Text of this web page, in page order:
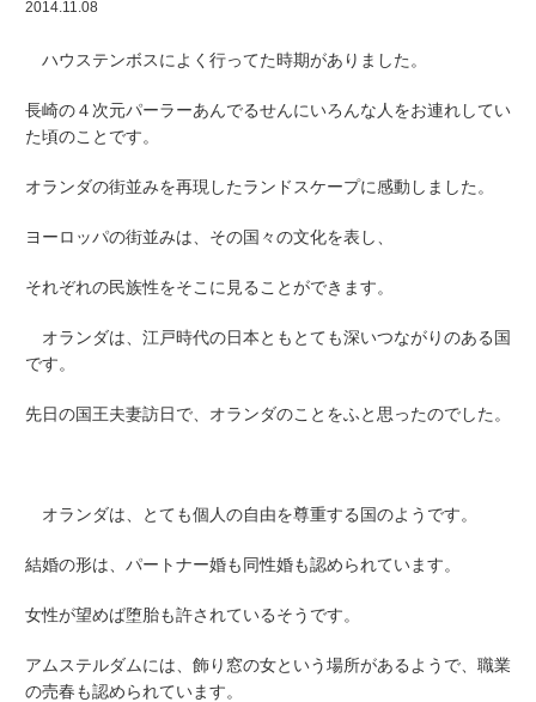
2014.11.08
ハウステンボスによく行ってた時期がありました。
長崎の４次元パーラーあんでるせんにいろんな人をお連れしてい
た頃のことです。
オランダの街並みを再現したランドスケープに感動しました。
ヨーロッパの街並みは、その国々の文化を表し、
それぞれの民族性をそこに見ることができます。
オランダは、江戸時代の日本ともとても深いつながりのある国
です。
先日の国王夫妻訪日で、オランダのことをふと思ったのでした。
オランダは、とても個人の自由を尊重する国のようです。
結婚の形は、パートナー婚も同性婚も認められています。
女性が望めば堕胎も許されているそうです。
アムステルダムには、飾り窓の女という場所があるようで、職業
の売春も認められています。